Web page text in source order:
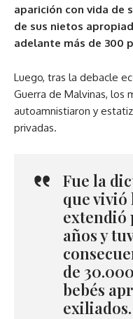
aparición con vida de
de sus nietos
adelante más de 300
Luego, tras la debacle
Guerra de Malvinas, los
autoamnistiaron y
privadas.
Fue la
que vivió
extendió
años y
de
bebés
exiliados.